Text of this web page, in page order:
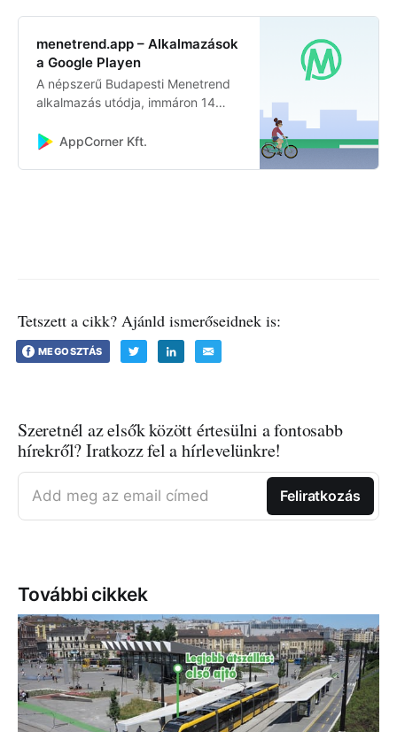
menetrend.app – Alkalmazások
a Google Playen
A népszerű Budapesti Menetrend
alkalmazás utódja, immáron 14
Budapest, Debrecen, Szeged,
AppCorner Kft.
Tetszett a cikk? Ajánld ismerőseidnek is:
MEGOSZTÁS
Szeretnél az elsők között értesülni a fontosabb
hírekről? Iratkozz fel a hírlevelünkre!
Add meg az email címed Feliratkozás
További cikkek